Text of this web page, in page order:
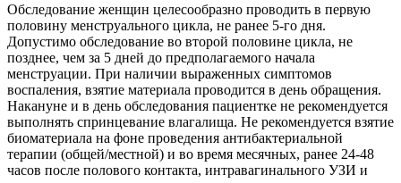
Обследование женщин целесообразно проводить в первую
половину менструального цикла, не ранее 5-го дня.
Допустимо обследование во второй половине цикла, не
позднее, чем за 5 дней до предполагаемого начала
менструации. При наличии выраженных симптомов
воспаления, взятие материала проводится в день обращения.
Накануне и в день обследования пациентке не рекомендуется
выполнять спринцевание влагалища. Не рекомендуется взятие
биоматериала на фоне проведения антибактериальной
терапии (общей/местной) и во время месячных, ранее 24-48
часов после полового контакта, интравагинального УЗИ и